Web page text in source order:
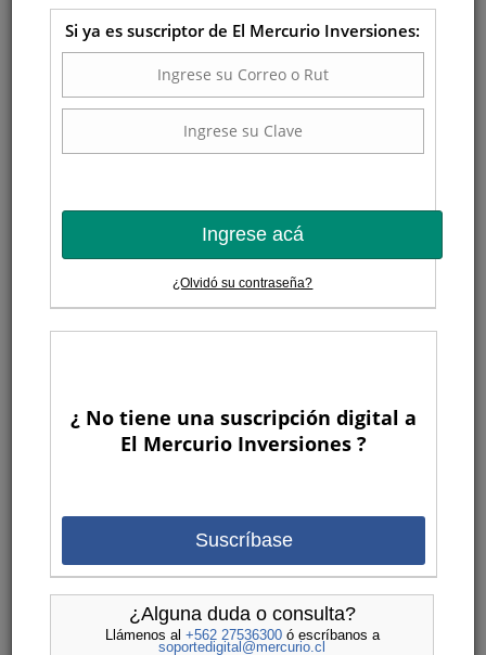
Si ya es suscriptor de El Mercurio Inversiones:
Ingrese acá
¿Olvidó su contraseña?
¿ No tiene una suscripción digital a
El Mercurio Inversiones ?
Suscríbase
¿Alguna duda o consulta?
Llámenos al +562 27536300ó escríbanos a
soportedigital@mercurio.cl